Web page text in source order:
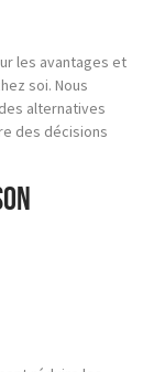
les avantages et
soi. Nous
alternatives
des décisions